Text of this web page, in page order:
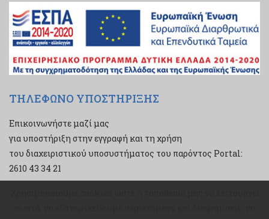
ΤΗΛΕΦΩΝΟ ΥΠΟΣΤΗΡΙΞΗΣ
Επικοινωνήστε μαζί μας
για υποστήριξη στην εγγραφή και τη χρήση
του διαχειριστικού υποσυστήματος του παρόντος Portal:
2610 43 34 21